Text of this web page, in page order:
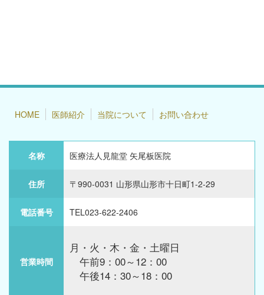
HOME 医師紹介 当院について お問い合わせ
名称 医療法人見龍堂 矢尾板医院
住所 〒990-0031 山形県山形市十日町1-2-29
電話番号 TEL023-622-2406
営業時間
月・火・木・金・土曜日
午前9：00～12：00
午後14：30～18：00